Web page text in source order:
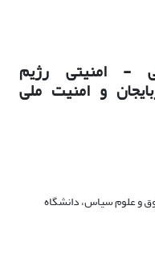
- امنیتی رژیم
و امنیت ملی
و علوم سیاس، دانشگاه